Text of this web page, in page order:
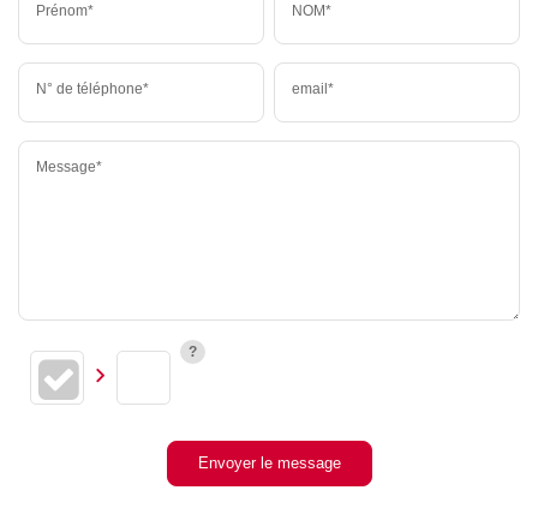
Prénom* NOM*
N° de téléphone* email*
Message*
Envoyer le message